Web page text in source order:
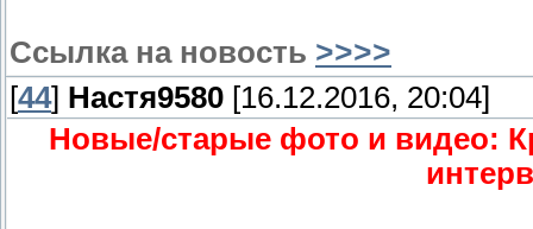
Ссылка на новость >>>>
[44] Настя9580 [16.12.2016, 20:04]
Новые/старые фото и видео: